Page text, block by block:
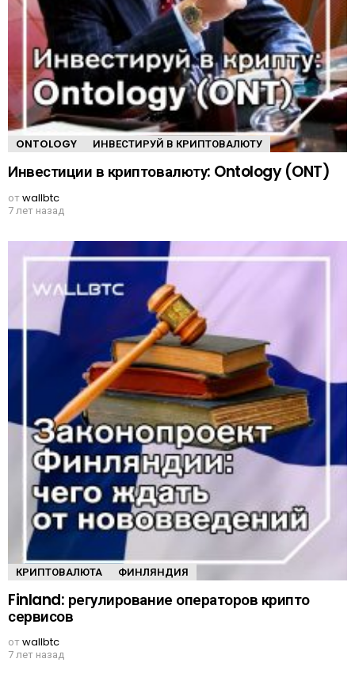
ONTOLOGY ИНВЕСТИРУЙ В КРИПТОВАЛЮТУ
Инвестиции в криптовалюту: Ontology (ONT)
отwallbtc
7 лет назад
КРИПТОВАЛЮТА ФИНЛЯНДИЯ
Finland: регулирование операторов крипто
сервисов
отwallbtc
7 лет назад